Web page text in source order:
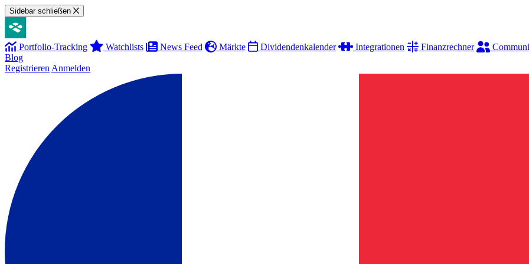
Sidebar schließen
Portfolio-Tracking Watchlists News Feed Märkte Dividendenkalender Integrationen Finanzrechner
Blog
Registrieren Anmelden